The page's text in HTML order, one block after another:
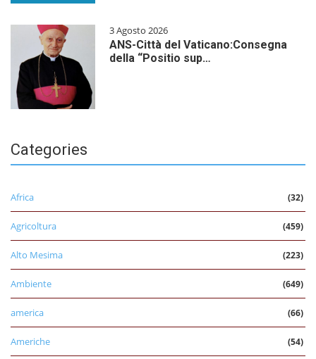
3 Agosto 2026
ANS-Città del Vaticano:Consegna
della “Positio sup…
Categories
Africa (32)
Agricoltura (459)
Alto Mesima (223)
Ambiente (649)
america (66)
Americhe (54)